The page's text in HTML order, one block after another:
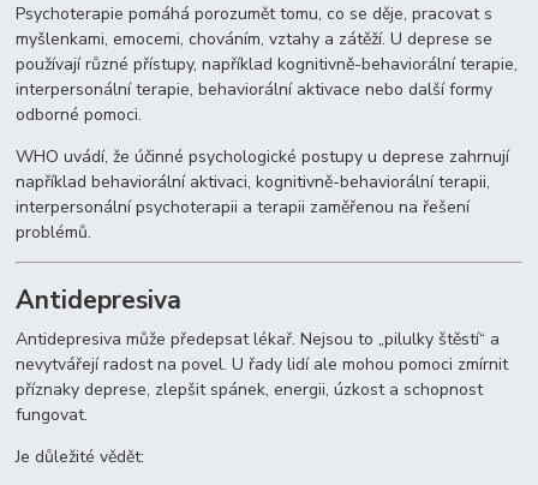
Psychoterapie pomáhá porozumět tomu, co se děje, pracovat s
myšlenkami, emocemi, chováním, vztahy a zátěží. U deprese se
používají různé přístupy, například kognitivně-behaviorální terapie,
interpersonální terapie, behaviorální aktivace nebo další formy
odborné pomoci.
WHO uvádí, že účinné psychologické postupy u deprese zahrnují
například behaviorální aktivaci, kognitivně-behaviorální terapii,
interpersonální psychoterapii a terapii zaměřenou na řešení
problémů.
Antidepresiva
Antidepresiva může předepsat lékař. Nejsou to „pilulky štěstí“ a
nevytvářejí radost na povel. U řady lidí ale mohou pomoci zmírnit
příznaky deprese, zlepšit spánek, energii, úzkost a schopnost
fungovat.
Je důležité vědět: